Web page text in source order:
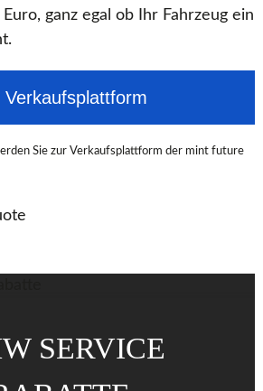
ganz egal ob Ihr Fahrzeug ein
Verkaufsplattform
Sie zur Verkaufsplattform der mint future
SERVICE